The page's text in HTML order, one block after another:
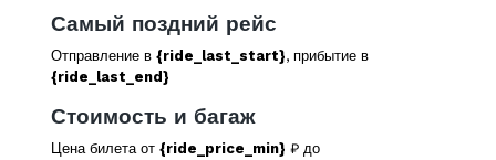
Самый поздний рейс
Отправление в {ride_last_start}, прибытие в
{ride_last_end}
Стоимость и багаж
Цена билета от {ride_price_min} ₽ до